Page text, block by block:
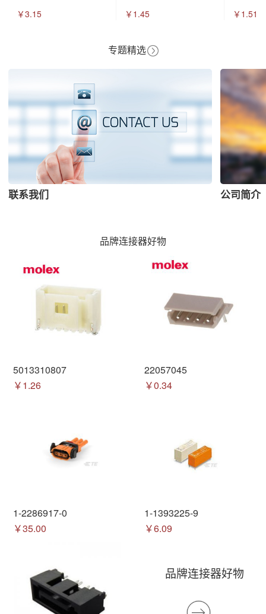
￥3.15 ￥1.45 ￥1.51
专题精选
联系我们 公司简介
品牌连接器好物
5013310807
￥1.26
22057045
￥0.34
1-2286917-0
￥35.00
1-1393225-9
￥6.09
品牌连接器好物